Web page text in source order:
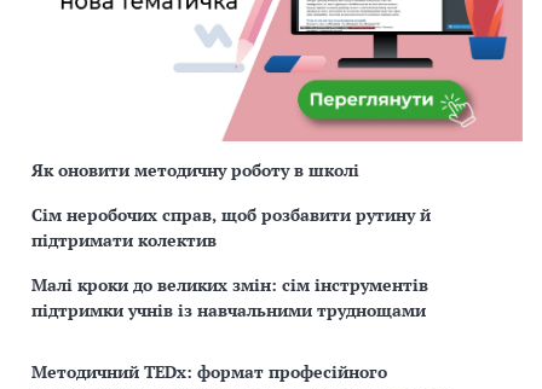
Як оновити методичну роботу в школі
Сім неробочих справ, щоб розбавити рутину й
підтримати колектив
Малі кроки до великих змін: сім інструментів
підтримки учнів із навчальними труднощами
Методичний TEDx: формат професійного